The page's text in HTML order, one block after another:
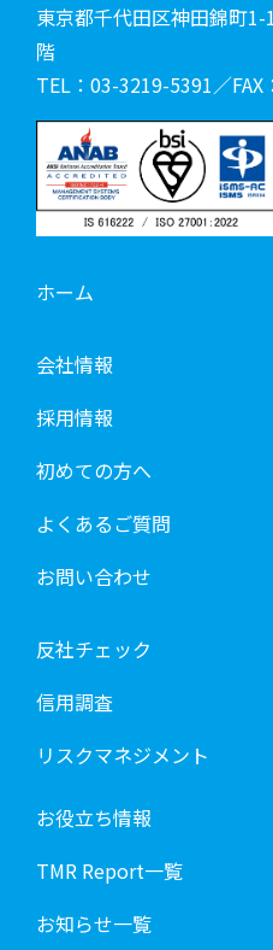
東京都千代田区神田錦町
階
TEL：03-3219-5391／
ホーム
会社情報
採用情報
初めての方へ
よくあるご質問
お問い合わせ
反社チェック
信用調査
リスクマネジメント
お役立ち情報
TMR Report一覧
お知らせ一覧